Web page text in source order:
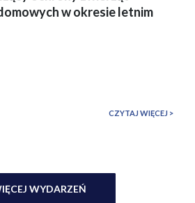
w okresie letnim
CZYTAJ WIĘCEJ
WYDARZEŃ